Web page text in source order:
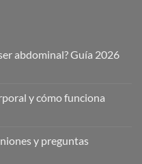
abdominal? Guía 2026
y cómo funciona
y preguntas